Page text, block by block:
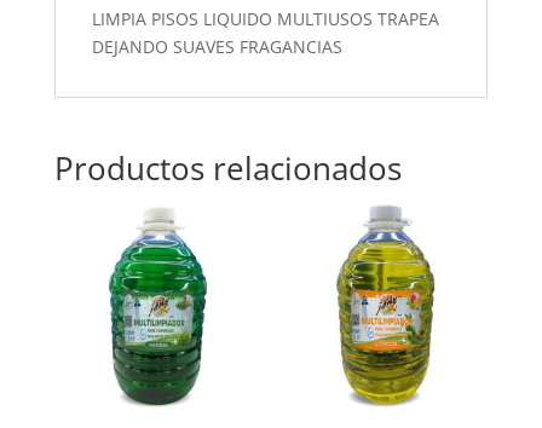
LIMPIA PISOS LIQUIDO MULTIUSOS TRAPEA
DEJANDO SUAVES FRAGANCIAS
Productos relacionados